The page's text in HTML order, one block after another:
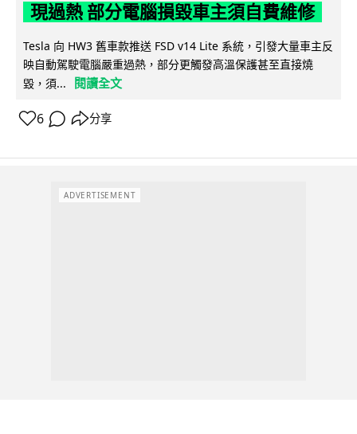
現過熱 部分電腦損毀車主須自費維修
Tesla 向 HW3 舊車款推送 FSD v14 Lite 系統，引發大量車主反
映自動駕駛電腦嚴重過熱，部分更觸發高溫保護甚至直接燒
毀，須...
閱讀全文
6 分享
ADVERTISEMENT